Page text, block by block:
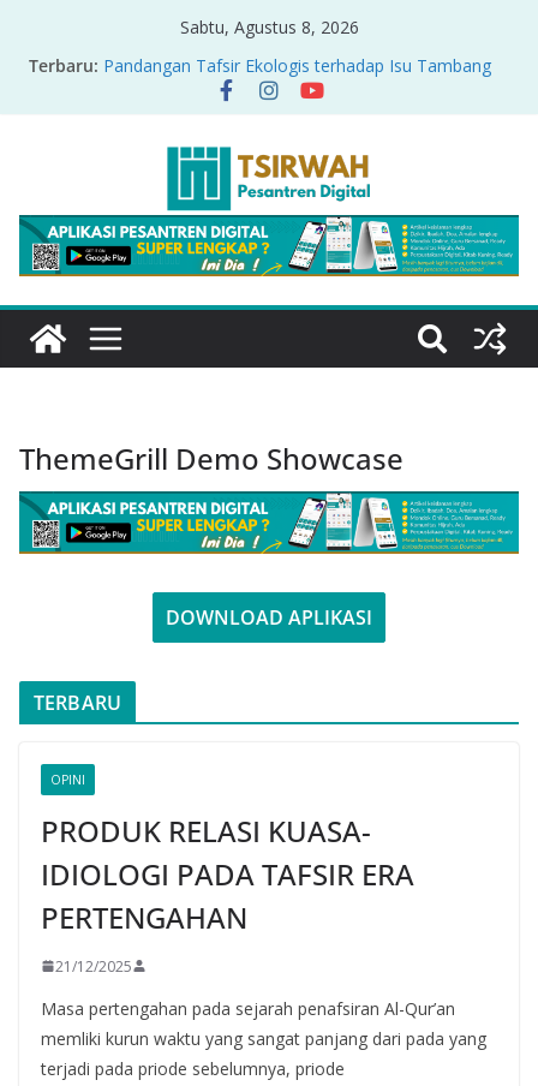
Sabtu, Agustus 8, 2026
Terbaru: Pandangan Tafsir Ekologis terhadap Isu Tambang
Nikel di Raja Ampat
PRODUK RELASI KUASA-IDIOLOGI PADA TAFSIR
Sirah Nabawiyah
Oversharing dan Privasi dalam Al-Qur’an: “Ketika
Ayat Bicara Soal Curhat di Sosmed”
Menyikapi Fatherless, Kisah Lukman Menjadi
Cerminan
ThemeGrill Demo Showcase
DOWNLOAD APLIKASI
TERBARU
OPINI
PRODUK RELASI KUASA-
IDIOLOGI PADA TAFSIR ERA
PERTENGAHAN
21/12/2025
Masa pertengahan pada sejarah penafsiran Al-Qur’an
memliki kurun waktu yang sangat panjang dari pada yang
terjadi pada priode sebelumnya, priode